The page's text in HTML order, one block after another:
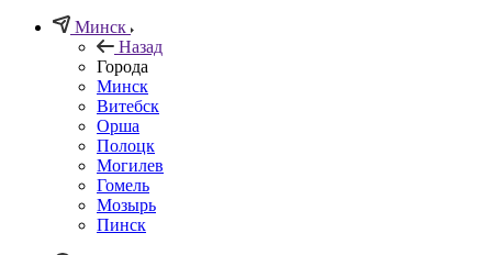
Минск
Назад
Города
Минск
Витебск
Орша
Полоцк
Могилев
Гомель
Мозырь
Пинск